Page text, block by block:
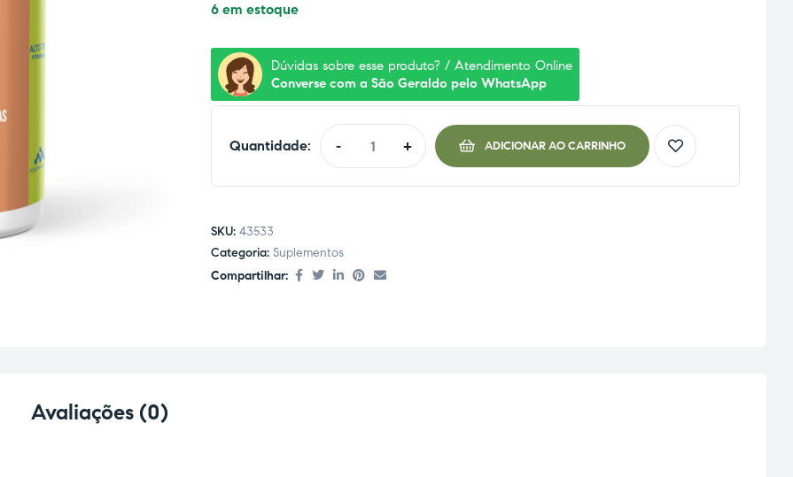
6 em estoque
Dúvidas sobre esse produto? / Atendimento Online
Converse com a São Geraldo pelo WhatsApp
Quantidade: - + ADICIONAR AO CARRINHO
SKU: 43533
Categoria: Suplementos
Compartilhar:
Avaliações (0)